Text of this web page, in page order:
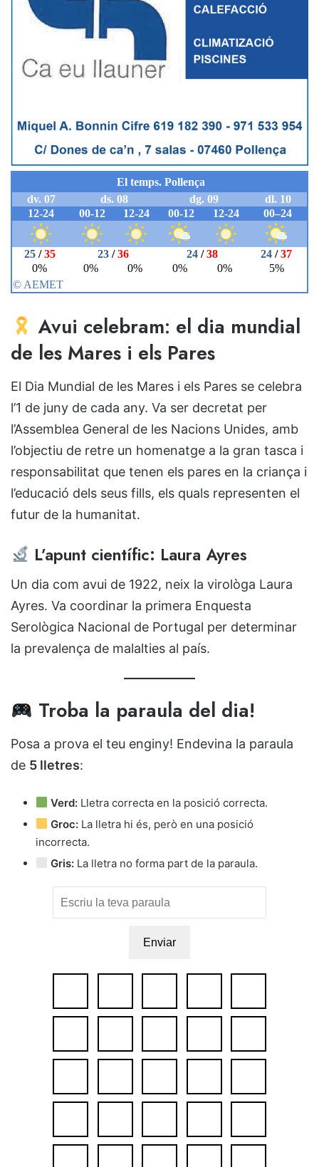
Avui celebram: el dia mundial
de les Mares i els Pares
El Dia Mundial de les Mares i els Pares se celebra
l’1 de juny de cada any. Va ser decretat per
l’Assemblea General de les Nacions Unides, amb
l’objectiu de retre un homenatge a la gran tasca i
responsabilitat que tenen els pares en la criança i
l’educació dels seus fills, els quals representen el
futur de la humanitat.
L’apunt científic: Laura Ayres
Un dia com avui de 1922, neix la virològa Laura
Ayres. Va coordinar la primera Enquesta
Serològica Nacional de Portugal per determinar
la prevalença de malalties al país.
Troba la paraula del dia!
Posa a prova el teu enginy! Endevina la paraula
de 5 lletres:
Verd: Lletra correcta en la posició correcta.
Groc: La lletra hi és, però en una posició
incorrecta.
Gris: La lletra no forma part de la paraula.
Enviar